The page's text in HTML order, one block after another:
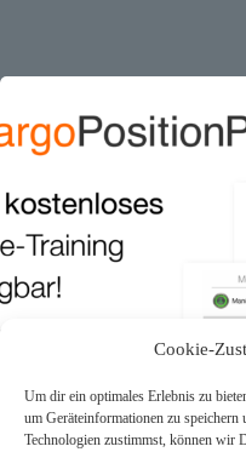
Cookie-
Um dir ein optimales Erlebnis zu
um Geräteinformationen zu speichern
Technologien zustimmst, können wir